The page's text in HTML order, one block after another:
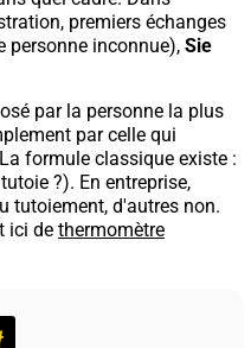
premiers échanges
personne inconnue), Sie
par la personne la plus
par celle qui
formule classique existe :
?). En entreprise,
tutoiement, d'autres non.
ici de thermomètre